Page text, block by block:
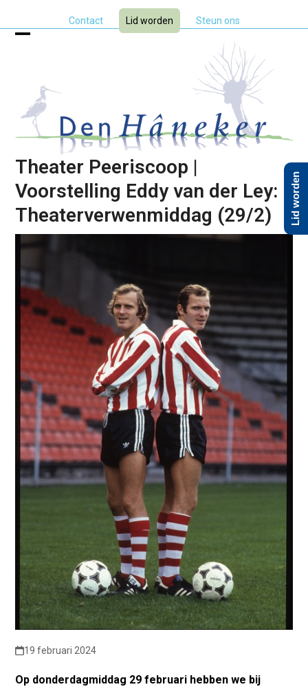
Contact Lid worden Steun ons
menu
menu
Theater Peeriscoop |
Voorstelling Eddy van der Ley:
Theaterverwenmiddag (29/2)
19 februari 2024
Op donderdagmiddag 29 februari hebben we bij
Lid worden